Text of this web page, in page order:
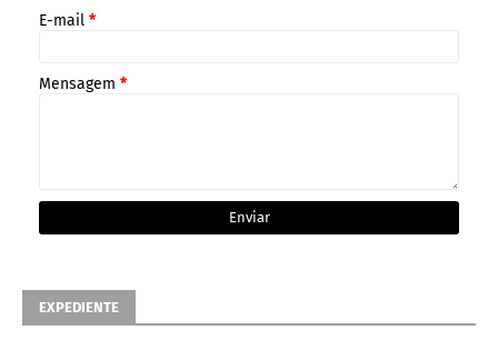
E-mail *
Mensagem *
EXPEDIENTE